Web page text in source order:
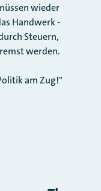
wieder
Handwerk -
Steuern,
werden.
am Zug!"